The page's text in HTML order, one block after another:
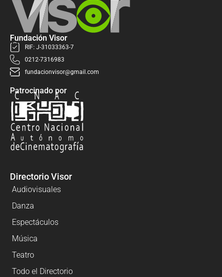
Fundación Visor
RIF: J-31033363-7
0212-7316983
fundacionvisor@gmail.com
Patrocinado por
Directorio Visor
Audiovisuales
Danza
Espectáculos
Música
Teatro
Todo el Directorio